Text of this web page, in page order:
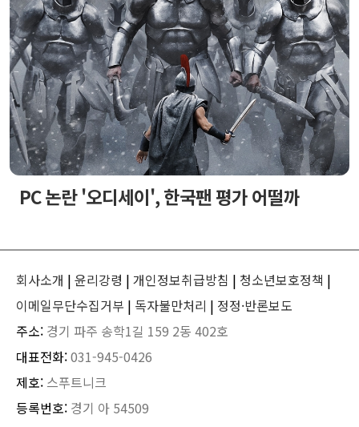
PC 논란 '오디세이', 한국팬 평가 어떨까
회사소개 | 윤리강령 | 개인정보취급방침 | 청소년보호정책 |
이메일무단수집거부 | 독자불만처리 | 정정·반론보도
주소: 경기 파주 송학1길 159 2동 402호
대표전화:031-945-0426
제호: 스푸트니크
등록번호: 경기 아 54509